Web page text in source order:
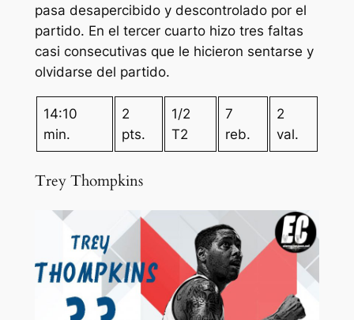
pasa desapercibido y descontrolado por el
partido. En el tercer cuarto hizo tres faltas
casi consecutivas que le hicieron sentarse y
olvidarse del partido.
14:10
min.
2
pts.
1/2
T2
7
reb.
2
val.
Trey Thompkins